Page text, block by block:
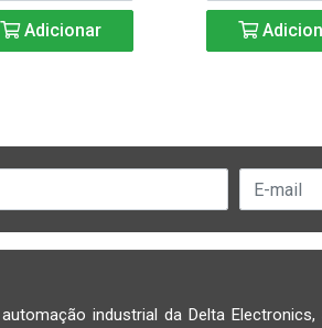
Adicionar
industrial da Delta Electronics,